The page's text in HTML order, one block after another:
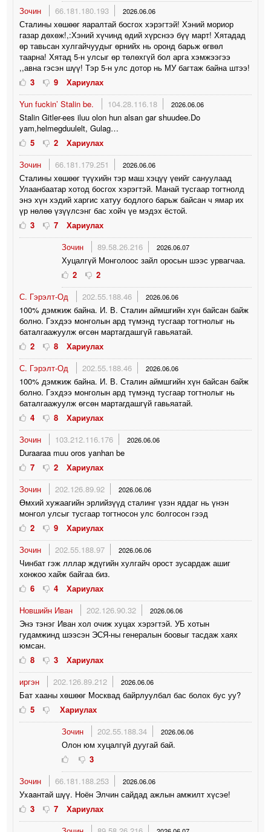
Зочин 66.181.180.193 2026.06.06
Сталины хөшөөг яаралтай босгох хэрэгтэй! Хэний мориор
газар дөхөж!,:Хэний хүчинд өдий хүрснээ бүү март! Хятадад
өр тавьсан хулгайчуудыг өрнийх нь оронд барьж өгвөл
таарна! Хятад 5-н улсыг өр төлөхгүй бол арга хэмжээгээ
,,авна гэсэн шүү! Тэр 5-н улс дотор нь МУ багтаж байна штээ!
3
9
Хариулах
Yun fuckin’ Stalin be.
104.28.116.18 2026.06.06
Stalin Gitler-ees iluu olon hun alsan gar shuudee.Do
yam,helmegduulelt, Gulag…
5
2
Хариулах
Зочин
66.181.179.251 2026.06.06
Сталины хөшөөг түүхийн тэр маш хэцүү үеийг сануулаад
Улаанбаатар хотод босгох хэрэгтэй. Манай тусгаар тогтнолд
энэ хүн хэдий харгис хатуу бодлого барьж байсан ч ямар их
үр нөлөө үзүүлсэнг бас хойч үе мэдэх ёстой.
3
7
Хариулах
Зочин
89.58.26.216 2026.06.07
Хуцалгүй Монголоос зайл оросын шээс урвагчаа.
2
2
С. Гэрэлт-Од
202.55.188.46 2026.06.06
100% дэмжиж байна. И. В. Сталин аймшгийн хүн байсан байж
болно. Гэхдээ монголын ард түмэнд тусгаар тогтнолыг нь
баталгаажуулж өгсөн мартагдашгүй гавьяатай.
2
8
Хариулах
С. Гэрэлт-Од
202.55.188.46 2026.06.06
100% дэмжиж байна. И. В. Сталин аймшгийн хүн байсан байж
болно. Гэхдээ монголын ард түмэнд тусгаар тогтнолыг нь
баталгаажуулж өгсөн мартагдашгүй гавьяатай.
4
8
Хариулах
Зочин
103.212.116.176 2026.06.06
Duraaraa muu oros yanhan be
7
2
Хариулах
Зочин
202.126.89.92 2026.06.06
Өмхий хужаагийн эрлийзүүд сталинг үзэн яддаг нь үнэн
монгол улсыг тусгаар тогтносон улс болгосон гээд
2
9
Хариулах
Зочин
202.55.188.97 2026.06.06
Чинбат гэж лллар ждүгийн хулгайч орост зусардаж ашиг
хонжоо хайж байгаа биз.
6
4
Хариулах
Новшийн Иван
202.126.90.32 2026.06.06
Энэ тэнэг Иван хол очиж хуцах хэрэгтэй. УБ хотын
гудамжинд шээсэн ЭСЯ-ны генералын боовыг тасдаж хаях
юмсан.
8
3
Хариулах
иргэн
202.126.89.212 2026.06.06
Бат хааны хөшөөг Москвад байрлуулбал бас болох бус уу?
5
Хариулах
Зочин
202.55.188.34 2026.06.06
Олон юм хуцалгүй дуугай бай.
3
Зочин
66.181.188.253 2026.06.06
Уxaaнтaй шүү. Ноён Элчин сайдад ажлын амжилт хүсэе!
3
7
Хариулах